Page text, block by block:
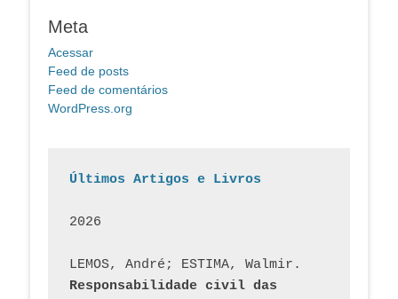
Meta
Acessar
Feed de posts
Feed de comentários
WordPress.org
Últimos Artigos e Livros
2026
Responsabilidade civil das